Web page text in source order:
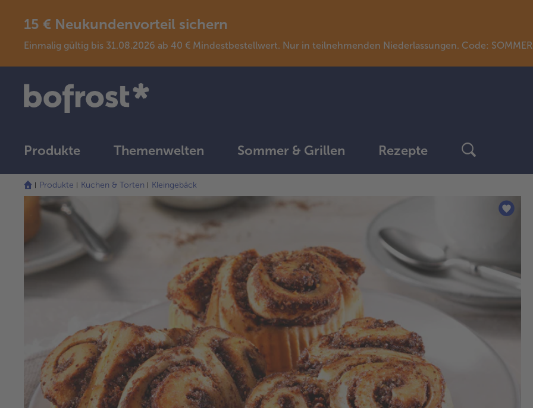
15 € Neukundenvorteil sichern
Einmalig gültig bis 31.08.2026 ab 40 € Mindestbestellwert. Nur in teilnehmenden Niederlassungen. Code:
Produkte Themenwelten Sommer & Grillen Rezepte
Produkte Kuchen & Torten Kleingebäck